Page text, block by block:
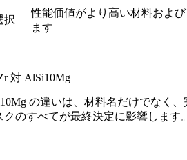
択
性能価値がより高い材料およ
ます
対 AlSi10Mg
の違いは、材料名だけでなく
のすべてが最終決定に影響します。